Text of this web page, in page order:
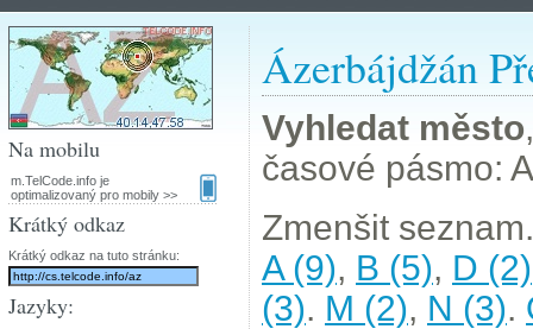
Ázerbájdžán
Vyhledat město
časové pásmo:
Zmenšit
A (9), B (5), D (2)
(3). M (2), N (3).
Na mobilu
m.TelCode.info je
optimalizovaný pro mobily >>
Krátký odkaz
Krátký odkaz na tuto stránku:
Jazyky: